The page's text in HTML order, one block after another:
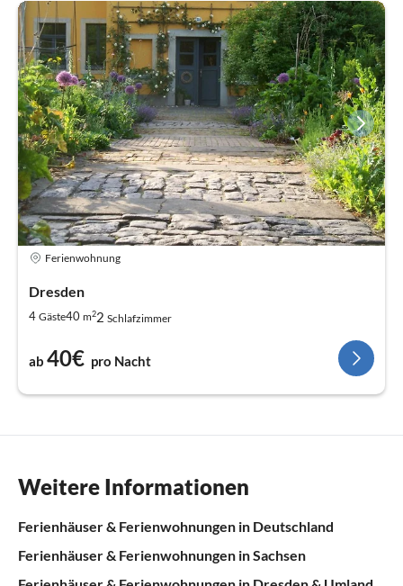
Ferienwohnung
Dresden
4 Gäste40 m22 Schlafzimmer
ab 40€ pro Nacht
Weitere Informationen
Ferienhäuser & Ferienwohnungen in Deutschland
Ferienhäuser & Ferienwohnungen in Sachsen